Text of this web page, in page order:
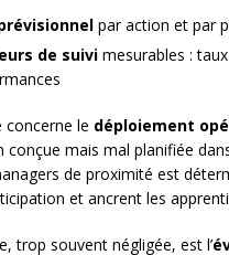
par action et par
de suivi mesurables :
concerne le déploiement
mais mal planifiée
de proximité est
et ancrent les
trop souvent négligée, est l’